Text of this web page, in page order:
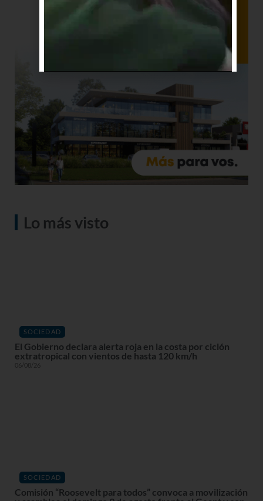
Lo más visto
SOCIEDAD
El Gobierno declara alerta roja en la costa por ciclón
extratropical con vientos de hasta 120 km/h
06/08/26
SOCIEDAD
Comisión “Roosevelt para todos” convoca a movilización